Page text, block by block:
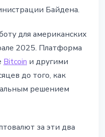
Байдена.
для американских
2025. Платформа
Bitcoin и другими
до того, как
решением
за эти два